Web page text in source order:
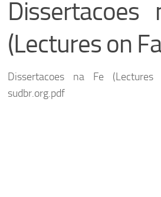
Dissertacoes
(Lectures on
Dissertacoes na Fe
sudbr.org.pdf